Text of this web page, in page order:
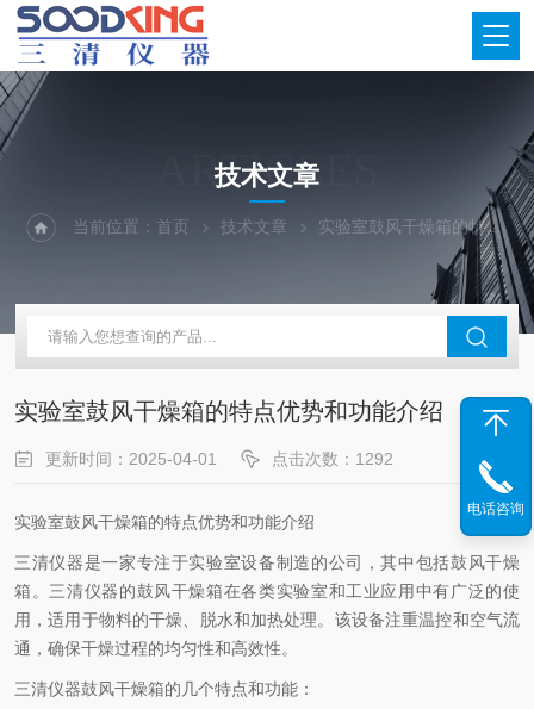
ARTICLES
技术文章
当前位置：首页 技术文章 实验室鼓风干燥箱的特点优势和功能介绍
实验室鼓风干燥箱的特点优势和功能介绍
更新时间：2025-04-01 点击次数：1292
实验室鼓风干燥箱的特点优势和功能介绍
三清仪器是一家专注于实验室设备制造的公司，其中包括鼓风干燥
箱。三清仪器的鼓风干燥箱在各类实验室和工业应用中有广泛的使
用，适用于物料的干燥、脱水和加热处理。该设备注重温控和空气流
通，确保干燥过程的均匀性和高效性。
三清仪器鼓风干燥箱的几个特点和功能：
电话咨询